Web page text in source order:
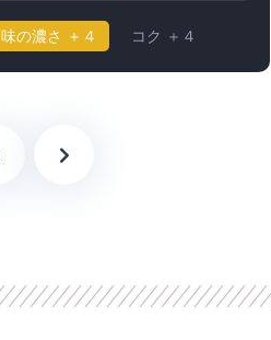
味の濃さ ＋４ コク ＋４